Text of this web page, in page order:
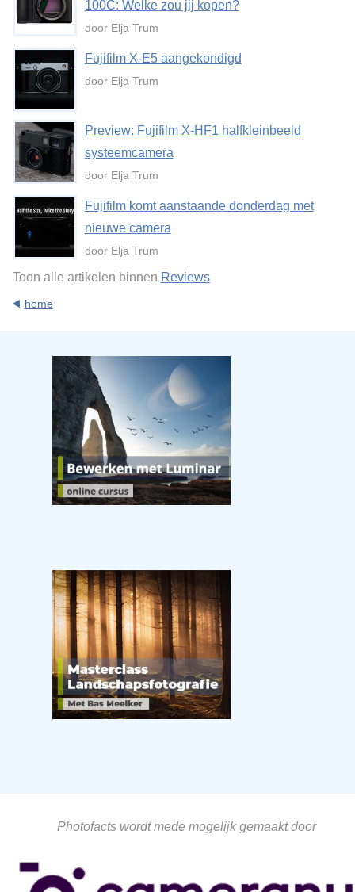
100C: Welke zou jij kopen?
door Elja Trum
Fujifilm X-E5 aangekondigd
door Elja Trum
Preview: Fujifilm X-HF1 halfkleinbeeld
systeemcamera
door Elja Trum
Fujifilm komt aanstaande donderdag met
nieuwe camera
door Elja Trum
Toon alle artikelen binnen Reviews
home
Photofacts wordt mede mogelijk gemaakt door